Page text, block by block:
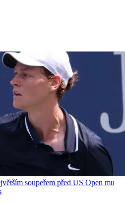
soupeřem před US Open mu